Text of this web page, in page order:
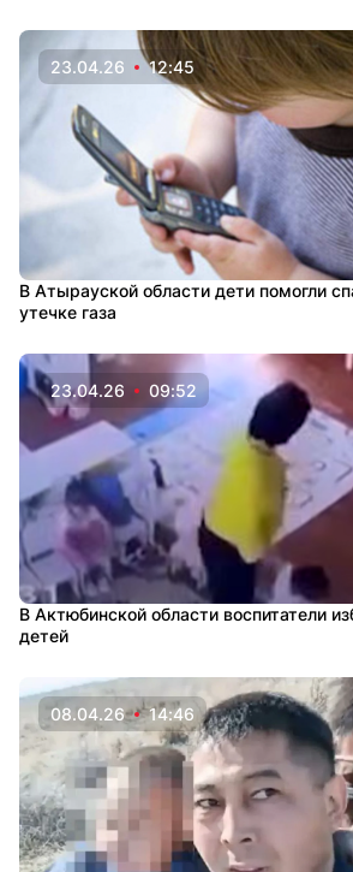
23.04.26 12:45
В Атырауской области дети помогли
утечке газа
23.04.26 09:52
В Актюбинской области воспитатели
детей
08.04.26 14:46